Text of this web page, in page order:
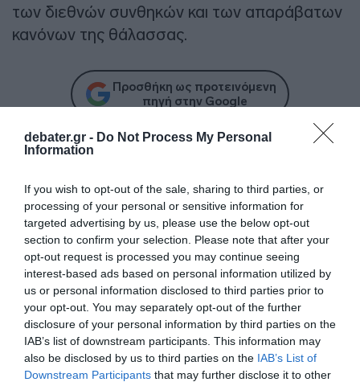
debater.gr - Do Not Process My Personal
Information
If you wish to opt-out of the sale, sharing to third parties, or
processing of your personal or sensitive information for
targeted advertising by us, please use the below opt-out
section to confirm your selection. Please note that after your
opt-out request is processed you may continue seeing
interest-based ads based on personal information utilized by
us or personal information disclosed to third parties prior to
your opt-out. You may separately opt-out of the further
disclosure of your personal information by third parties on the
IAB’s list of downstream participants. This information may
also be disclosed by us to third parties on the IAB’s List of
Downstream Participants that may further disclose it to other
των διεθνών συνθηκών και των απαράβατων
κανόνων της θάλασσας.
Προσθήκη ως προτεινόμενη
πηγή στην Google
Ειδήσεις σήμερα
Με ταχείς ρυθμούς οι διαδικασίες
αποκατάστασης μετά την πυρκαγιά στη
Δυτική Αττική
Ειδικό Χωροταξικό για τον Τουρισμό: Οι
νέοι κανόνες για επενδύσεις, νησιά και
προορισμούς υπό πίεση
Εμπρησμός στη Marfin: “Δεν υπάρχει
ταυτοποίηση” λέει ο δικηγόρος της